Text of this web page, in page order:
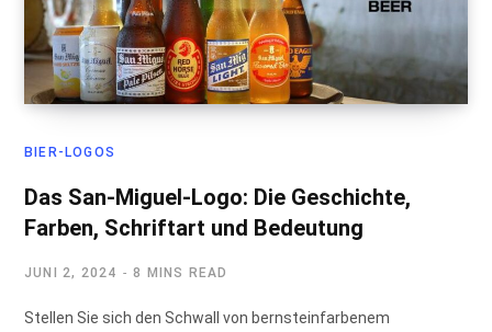
BIER-LOGOS
Das San-Miguel-Logo: Die Geschichte,
Farben, Schriftart und Bedeutung
JUNI 2, 2024 8 MINS READ
Stellen Sie sich den Schwall von bernsteinfarbenem